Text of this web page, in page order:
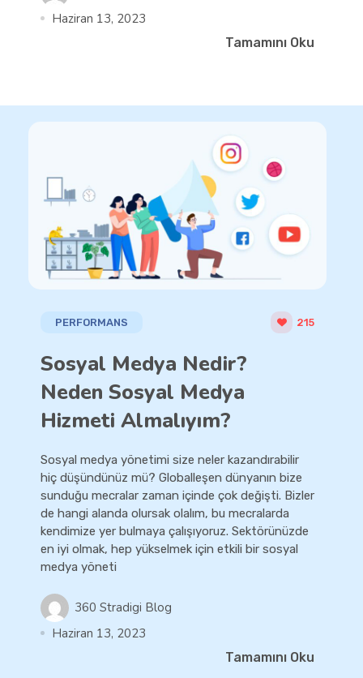
Haziran 13, 2023
Tamamını Oku
PERFORMANS 215
Sosyal Medya Nedir?
Neden Sosyal Medya
Hizmeti Almalıyım?
Sosyal medya yönetimi size neler kazandırabilir
hiç düşündünüz mü? Globalleşen dünyanın bize
sunduğu mecralar zaman içinde çok değişti. Bizler
de hangi alanda olursak olalım, bu mecralarda
kendimize yer bulmaya çalışıyoruz. Sektörünüzde
en iyi olmak, hep yükselmek için etkili bir sosyal
medya yöneti
360 Stradigi Blog
Haziran 13, 2023
Tamamını Oku